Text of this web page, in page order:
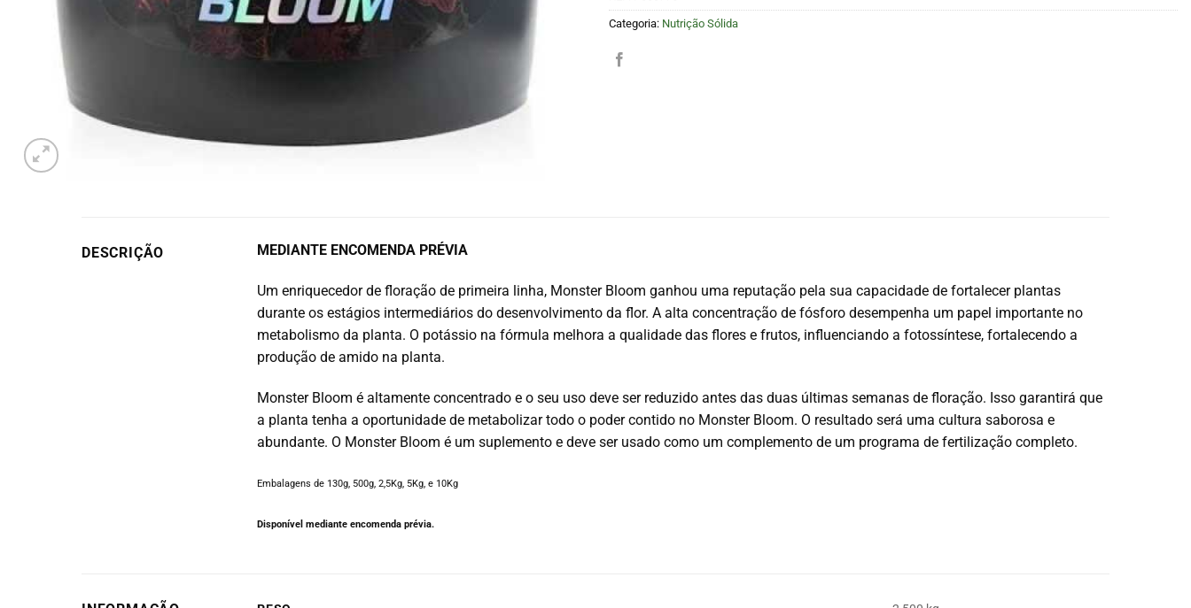
Categoria: Nutrição Sólida
DESCRIÇÃO MEDIANTE ENCOMENDA PRÉVIA
Um enriquecedor de floração de primeira linha, Monster Bloom ganhou uma reputação pela sua capacidade de fortalecer plantas
durante os estágios intermediários do desenvolvimento da flor. A alta concentração de fósforo desempenha um papel importante no
metabolismo da planta. O potássio na fórmula melhora a qualidade das flores e frutos, influenciando a fotossíntese, fortalecendo a
produção de amido na planta.
Monster Bloom é altamente concentrado e o seu uso deve ser reduzido antes das duas últimas semanas de floração. Isso garantirá que
a planta tenha a oportunidade de metabolizar todo o poder contido no Monster Bloom. O resultado será uma cultura saborosa e
abundante. O Monster Bloom é um suplemento e deve ser usado como um complemento de um programa de fertilização completo.
Embalagens de 130g, 500g, 2,5Kg, 5Kg, e 10Kg
Disponível mediante encomenda prévia.